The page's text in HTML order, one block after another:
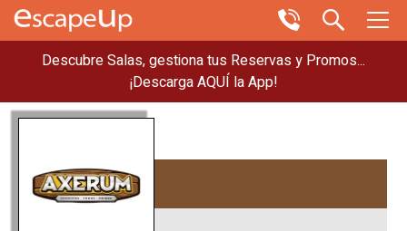
Descubre Salas, gestiona tus Reservas y Promos...
¡Descarga AQUÍ la App!